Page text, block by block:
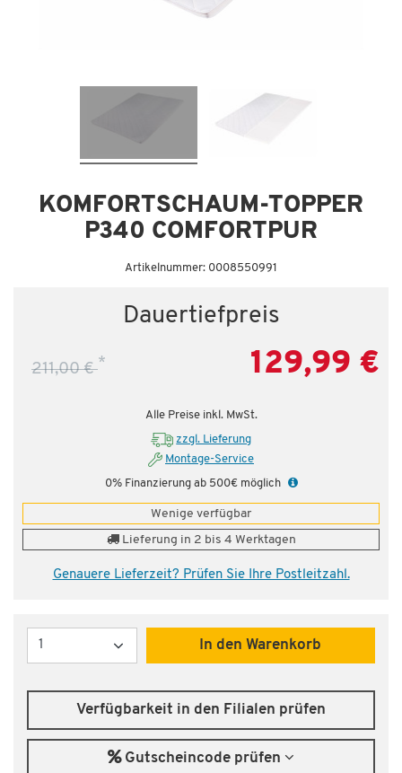
KOMFORTSCHAUM-TOPPER
P340 COMFORTPUR
Artikelnummer: 0008550991
Dauertiefpreis
211,00 €* 129,99 €
Alle Preise inkl. MwSt.
zzgl. Lieferung
Montage-Service
0% Finanzierung ab 500€ möglich
Wenige verfügbar
Lieferung in 2 bis 4 Werktagen
Genauere Lieferzeit? Prüfen Sie Ihre Postleitzahl.
Menge
In den Warenkorb
Verfügbarkeit in den Filialen prüfen
Gutscheincode prüfen